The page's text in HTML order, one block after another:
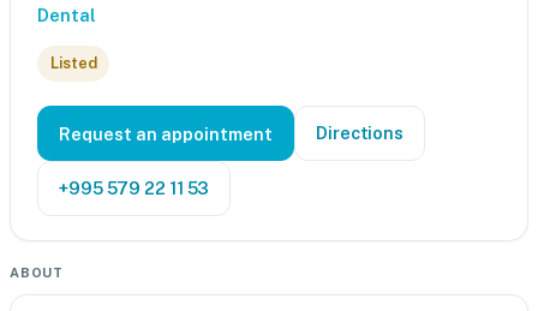
Dental
Listed
Request an appointment Directions
+995 579 22 11 53
ABOUT